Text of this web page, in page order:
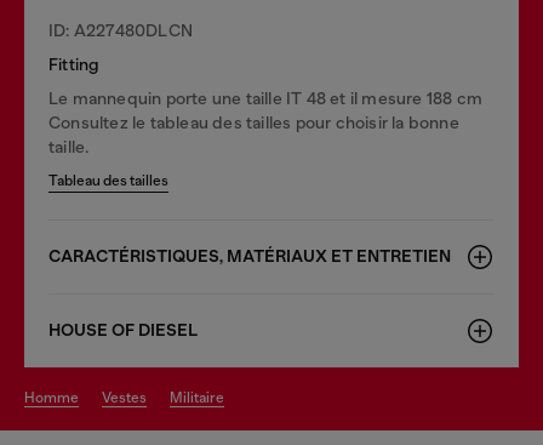
ID: A227480DLCN
Fitting
Le mannequin porte une taille IT 48 et il mesure 188 cm
Consultez le tableau des tailles pour choisir la bonne
taille.
Tableau des tailles
CARACTÉRISTIQUES, MATÉRIAUX ET ENTRETIEN
HOUSE OF DIESEL
homme vestes militaire